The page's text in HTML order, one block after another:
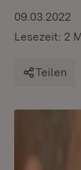
09.03.2022
Lesezeit: 2
Teilen